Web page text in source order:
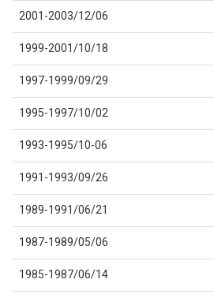
2001-2003/12/06
1999-2001/10/18
1997-1999/09/29
1995-1997/10/02
1993-1995/10-06
1991-1993/09/26
1989-1991/06/21
1987-1989/05/06
1985-1987/06/14